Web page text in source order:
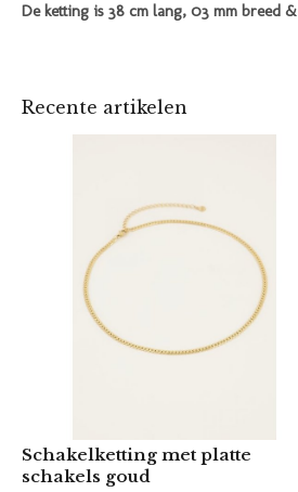
De ketting is 38 cm lang, 03 mm breed
Recente artikelen
Schakelketting met platte
schakels goud